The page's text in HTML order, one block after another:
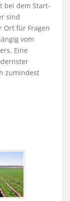
bei dem Start-
sind
Ort für Fragen
vom
Eine
zumindest